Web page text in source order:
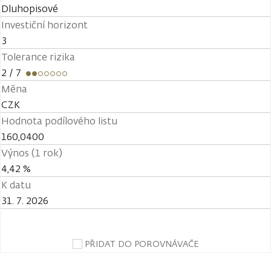
Dluhopisové
Investiční horizont
3
Tolerance rizika
2 / 7
Měna
CZK
Hodnota podílového listu
160,0400
Výnos (1 rok)
4,42 %
K datu
31. 7. 2026
PŘIDAT DO POROVNÁVAČE